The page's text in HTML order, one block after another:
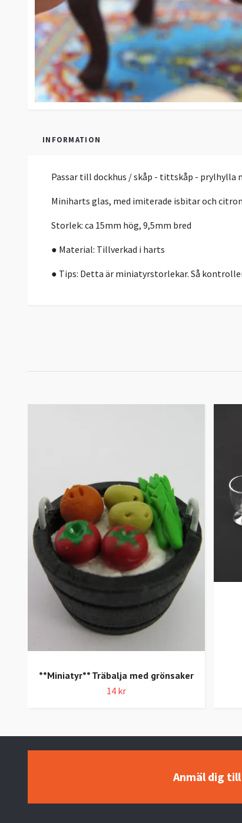
INFORMATION
Passar till dockhus / skåp - tittskåp - prylhylla
Miniharts glas, med imiterade isbitar och citron
Storlek: ca 15mm hög, 9,5mm bred
● Material: Tillverkad i harts
● Tips: Detta är miniatyrstorlekar. Så
**Miniatyr** Träbalja med grönsaker
14 kr
Anmäl dig